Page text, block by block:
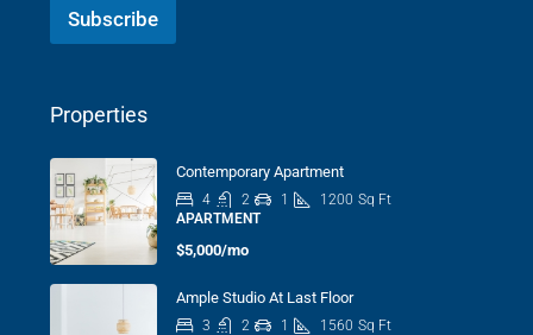
Subscribe
Properties
Contemporary Apartment
4 2 1 1200 Sq Ft
APARTMENT
$5,000/mo
Ample Studio At Last Floor
3 2 1 1560 Sq Ft